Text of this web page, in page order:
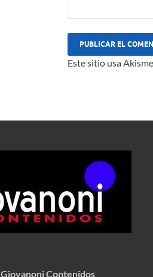
Este sitio usa
Giovanoni Contenidos